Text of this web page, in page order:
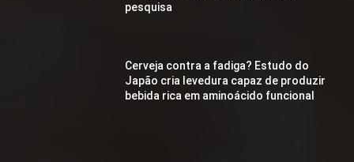
pesquisa
Cerveja contra a fadiga? Estudo do
Japão cria levedura capaz de produzir
bebida rica em aminoácido funcional